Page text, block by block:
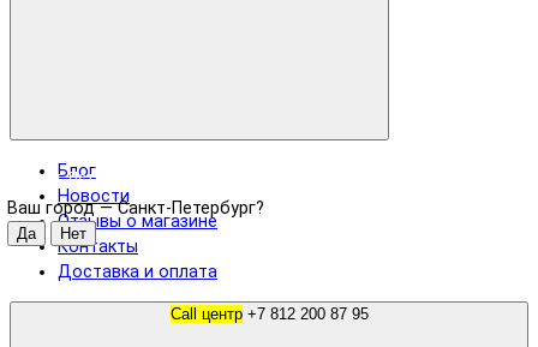
Санкт-Петербург
Ваш город —Санкт-Петербург?
Блог
Новости
Отзывы о магазине
Контакты
Доставка и оплата
Call центр +7 812 200 87 95